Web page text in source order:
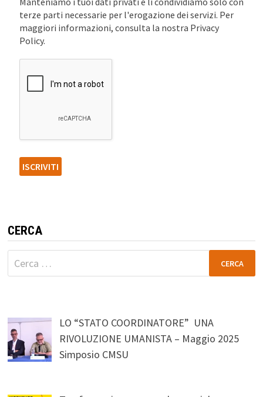
terze parti necessarie per l'erogazione dei servizi. Per
maggiori informazioni, consulta la nostra Privacy
Policy.
CERCA
Ricerca
per:
LO “STATO COORDINATORE” UNA
RIVOLUZIONE UMANISTA – Maggio 2025
Simposio CMSU